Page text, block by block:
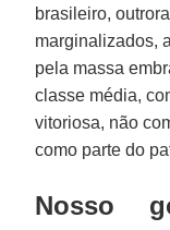
brasileiro,
marginalizados,
pela massa
classe média,
vitoriosa, não
como parte do
Nosso